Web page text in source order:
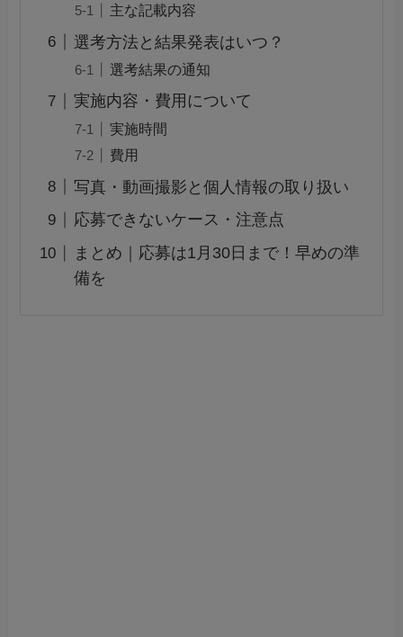
主な記載内容
選考方法と結果発表はいつ？
選考結果の通知
実施内容・費用について
実施時間
費用
写真・動画撮影と個人情報の取り扱い
応募できないケース・注意点
まとめ｜応募は1月30日まで！早めの準
備を